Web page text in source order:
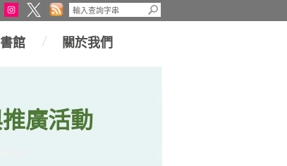
館 關於我們
廣活動